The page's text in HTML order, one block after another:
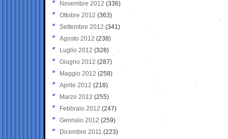
Novembre 2012 (336)
Ottobre 2012 (363)
Settembre 2012 (341)
Agosto 2012 (238)
Luglio 2012 (328)
Giugno 2012 (287)
Maggio 2012 (258)
Aprile 2012 (218)
Marzo 2012 (255)
Febbraio 2012 (247)
Gennaio 2012 (259)
Dicembre 2011 (223)